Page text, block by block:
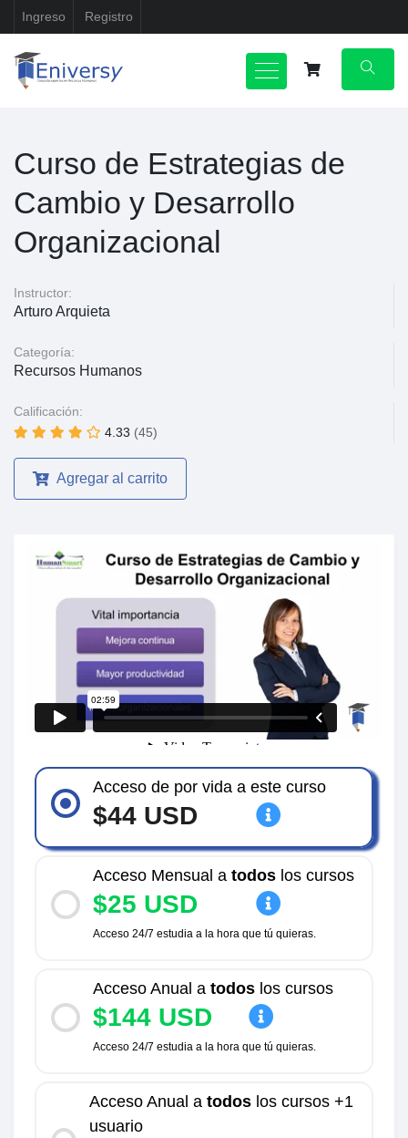
Ingreso Registro
Curso de Estrategias de
Cambio y Desarrollo
Organizacional
Instructor:
Arturo Arquieta
Categoría:
Recursos Humanos
Calificación:
4.33 (45)
Agregar al carrito
Acceso de por vida a este curso
$44 USD
Acceso Mensual a todoslos cursos
$25 USD
Acceso 24/7 estudia a la hora que tú quieras.
Acceso Anual a todoslos cursos
$144 USD
Acceso 24/7 estudia a la hora que tú quieras.
Acceso Anual a todoslos cursos +1
usuario